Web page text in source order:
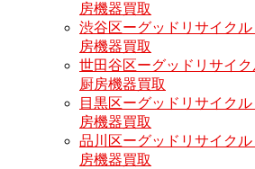
房機器買取
渋谷区ーグッドリサイク
房機器買取
世田谷区ーグッドリサイ
厨房機器買取
目黒区ーグッドリサイク
房機器買取
品川区ーグッドリサイク
房機器買取